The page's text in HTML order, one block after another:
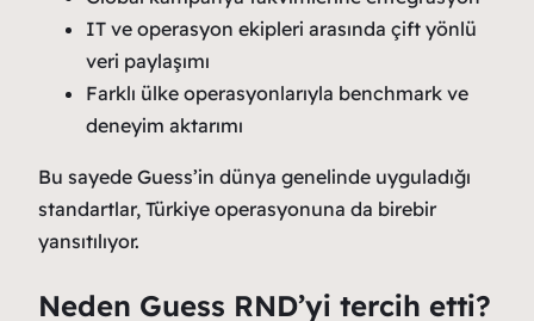
IT ve operasyon ekipleri arasında çift yönlü
veri paylaşımı
Farklı ülke operasyonlarıyla benchmark ve
deneyim aktarımı
Bu sayede Guess’in dünya genelinde uyguladığı
standartlar, Türkiye operasyonuna da birebir
yansıtılıyor.
Neden Guess RND’yi tercih etti?